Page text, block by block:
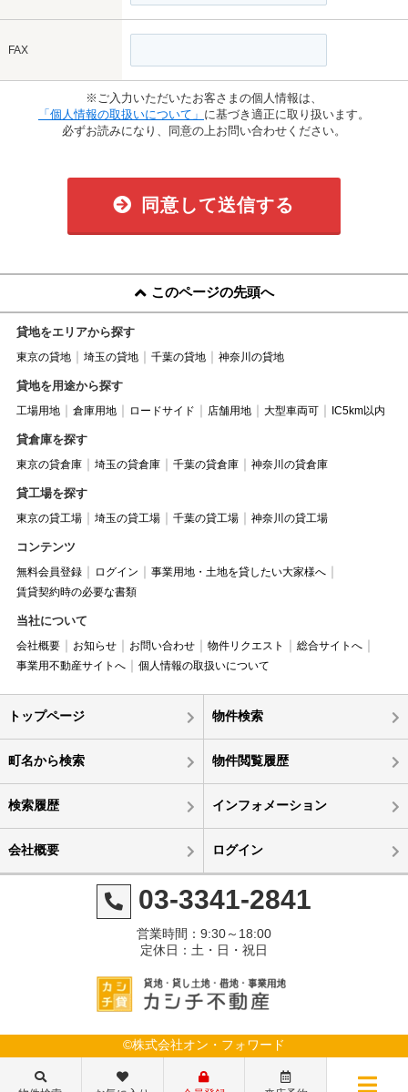
FAX
※ご入力いただいたお客さまの個人情報は、
「個人情報の取扱いについて」 に基づき適正に取り扱います。
必ずお読みになり、同意の上お問い合わせください。
同意して送信する
このページの先頭へ
貸地をエリアから探す
東京の貸地 埼玉の貸地 千葉の貸地 神奈川の貸地
貸地を用途から探す
工場用地 倉庫用地 ロードサイド 店舗用地 大型車両可 IC5km以内
貸倉庫を探す
東京の貸倉庫 埼玉の貸倉庫 千葉の貸倉庫 神奈川の貸倉庫
貸工場を探す
東京の貸工場 埼玉の貸工場 千葉の貸工場 神奈川の貸工場
コンテンツ
無料会員登録 ログイン
事業用地・土地を貸したい大家様へ
賃貸契約時の必要な書類
当社について
会社概要 お知らせ お問い合わせ 物件リクエスト
総合サイトへ
事業用不動産サイトへ
個人情報の取扱いについて
トップページ 物件検索
町名から検索 物件閲覧履歴
検索履歴 インフォメーション
会社概要 ログイン
03-3341-2841
営業時間：9:30～18:00
定休日：土・日・祝日
©株式会社オン・フォワード